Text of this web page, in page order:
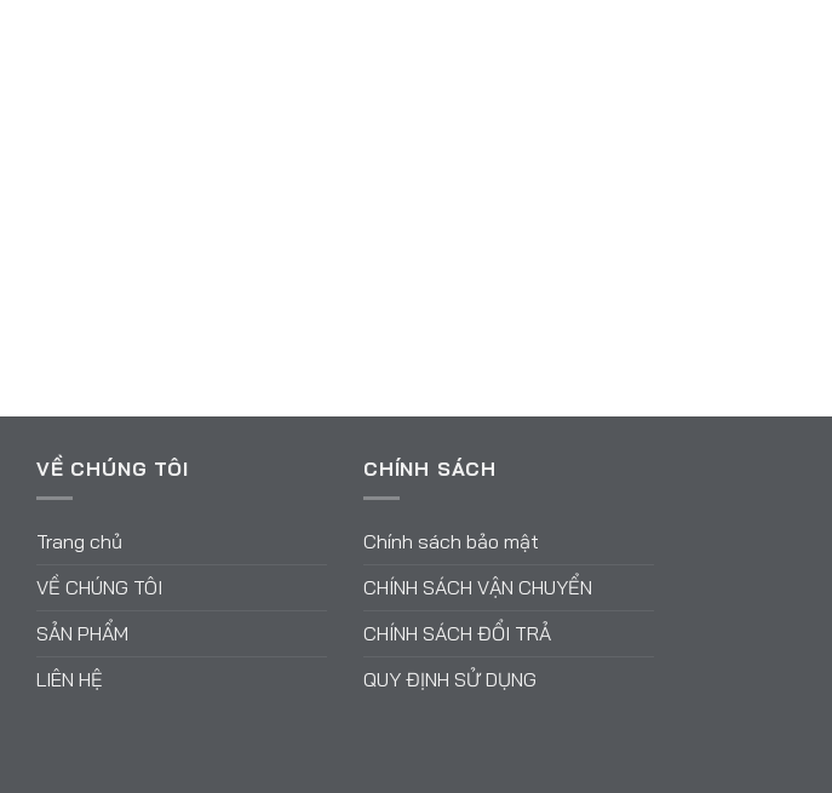
VỀ CHÚNG TÔI
Trang chủ
VỀ CHÚNG TÔI
SẢN PHẨM
LIÊN HỆ
CHÍNH SÁCH
Chính sách bảo mật
CHÍNH SÁCH VẬN CHUYỂN
CHÍNH SÁCH ĐỔI TRẢ
QUY ĐỊNH SỬ DỤNG